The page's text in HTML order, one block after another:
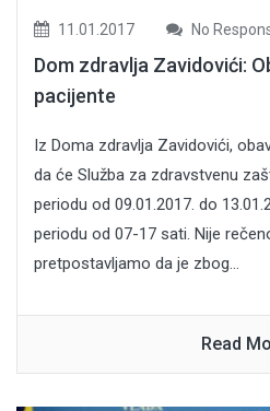
11.01.2017 No
Dom zdravlja Zavidovići:
pacijente
Iz Doma zdravlja Zavidovići,
da će Služba za zdravstvenu
periodu od 09.01.2017. do
periodu od 07-17 sati. Nije
pretpostavljamo da je zbog...
Read